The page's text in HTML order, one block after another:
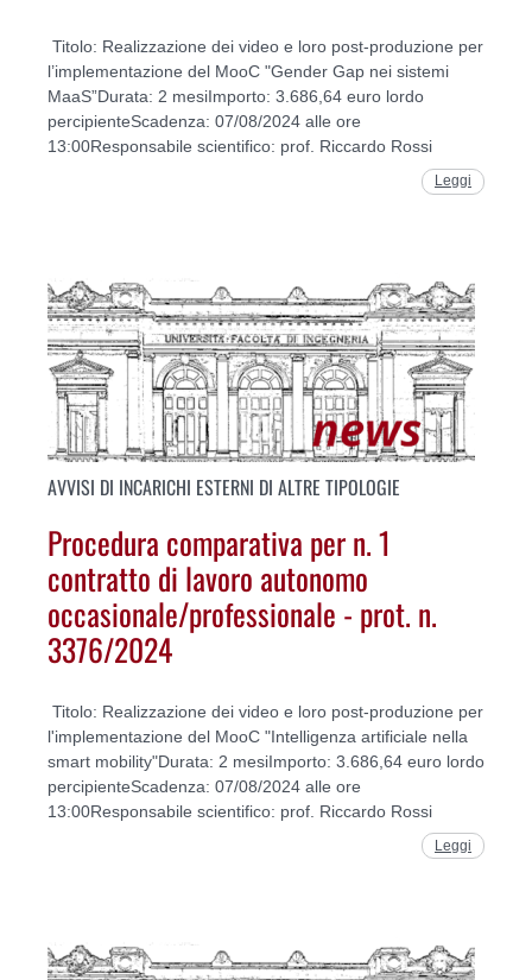
Titolo: Realizzazione dei video e loro post-produzione per
l’implementazione del MooC "Gender Gap nei sistemi
MaaS”Durata: 2 mesiImporto: 3.686,64 euro lordo
percipienteScadenza: 07/08/2024 alle ore
13:00Responsabile scientifico: prof. Riccardo Rossi
Leggi
AVVISI DI INCARICHI ESTERNI DI ALTRE TIPOLOGIE
Procedura comparativa per n. 1
contratto di lavoro autonomo
occasionale/professionale - prot. n.
3376/2024
Titolo: Realizzazione dei video e loro post-produzione per
l'implementazione del MooC "Intelligenza artificiale nella
smart mobility"Durata: 2 mesiImporto: 3.686,64 euro lordo
percipienteScadenza: 07/08/2024 alle ore
13:00Responsabile scientifico: prof. Riccardo Rossi
Leggi